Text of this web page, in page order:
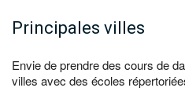
Principales villes
Envie de prendre des cours de
villes avec des écoles